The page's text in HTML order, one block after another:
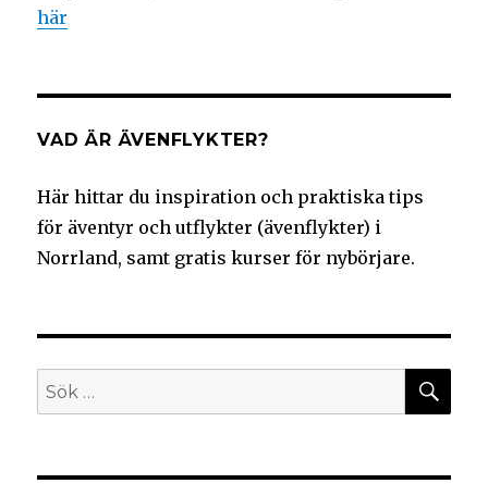
här
VAD ÄR ÄVENFLYKTER?
Här hittar du inspiration och praktiska tips
för äventyr och utflykter (ävenflykter) i
Norrland, samt gratis kurser för nybörjare.